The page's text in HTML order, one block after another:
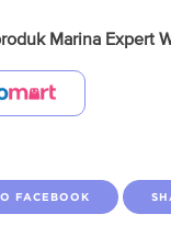
Marina Expert
FACEBOOK